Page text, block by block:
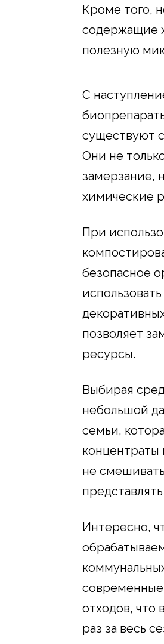
Кроме того,
содержащие
полезную
С
существуют
Они не
замерзание,
химические
При
безопасное
позволяет
ресурсы.
Выбирая
небольшой
семьи,
концентраты
не
Интересно,
современные
отходов, что
раз за весь